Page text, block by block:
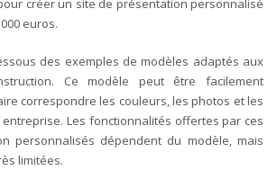
créer un site de présentation personnalisé
euros.
des exemples de modèles adaptés aux
Ce modèle peut être facilement
correspondre les couleurs, les photos et les
Les fonctionnalités offertes par ces
personnalisés dépendent du modèle, mais
limitées.